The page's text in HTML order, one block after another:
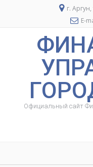
г.
E-
Официальный сайт